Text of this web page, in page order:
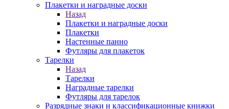
Плакетки и наградные доски
Назад
Плакетки и наградные доски
Плакетки
Настенные панно
Футляры для плакеток
Тарелки
Назад
Тарелки
Наградные тарелки
Футляры для тарелок
Разрядные знаки и классификационные книжки